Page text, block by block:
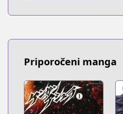
Priporočeni manga